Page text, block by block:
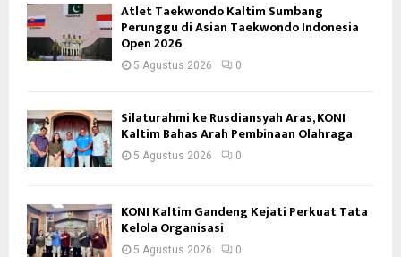
Atlet Taekwondo Kaltim Sumbang
Perunggu di Asian Taekwondo Indonesia
Open 2026
5 Agustus 2026 0
Silaturahmi ke Rusdiansyah Aras, KONI
Kaltim Bahas Arah Pembinaan Olahraga
5 Agustus 2026 0
KONI Kaltim Gandeng Kejati Perkuat Tata
Kelola Organisasi
5 Agustus 2026 0